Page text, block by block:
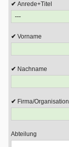
Anrede+Titel
Vorname
Nachname
Firma/Organisation
Abteilung